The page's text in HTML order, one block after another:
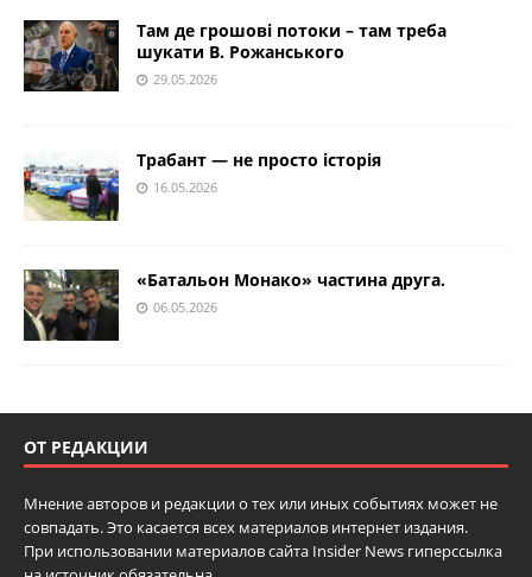
Там де грошові потоки – там треба
шукати В. Рожанського
29.05.2026
Трабант — не просто історія
16.05.2026
«Батальон Монако» частина друга.
06.05.2026
ОТ РЕДАКЦИИ
Мнение авторов и редакции о тех или иных событиях может не
совпадать. Это касается всех материалов интернет издания.
При использовании материалов сайта Insider News гиперссылка